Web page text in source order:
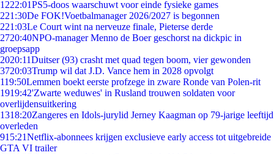
1222:01PS5-doos waarschuwt voor einde fysieke games
221:30De FOK!Voetbalmanager 2026/2027 is begonnen
221:03Le Court wint na nerveuze finale, Pieterse derde
2720:40NPO-manager Menno de Boer geschorst na dickpic in
groepsapp
2020:11Duitser (93) crasht met quad tegen boom, vier gewonden
3720:03Trump wil dat J.D. Vance hem in 2028 opvolgt
119:50Lemmen boekt eerste profzege in zware Ronde van Polen-rit
1919:42'Zwarte weduwes' in Rusland trouwen soldaten voor
overlijdensuitkering
1318:20Zangeres en Idols-jurylid Jerney Kaagman op 79-jarige leeftijd
overleden
915:21Netflix-abonnees krijgen exclusieve early access tot uitgebreide
GTA VI trailer